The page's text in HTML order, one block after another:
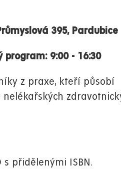
395, Pardubice
9:00 - 16:30
z praxe, kteří působí
přidělenými ISBN.